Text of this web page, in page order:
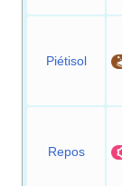
Piétisol
Repos